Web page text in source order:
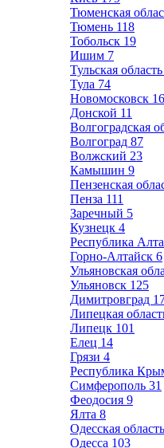
Тюменская
Тюмень 118
Тобольск 19
Ишим 7
Тульская область
Тула 74
Новомосковск 16
Донской 11
Волгоградская
Волгоград 87
Волжский 23
Камышин 9
Пензенская
Пенза 111
Заречный 5
Кузнецк 4
Республика
Горно-Алтайск 6
Ульяновская
Ульяновск 125
Димитровград
Липецкая
Липецк 101
Елец 14
Грязи 4
Республика
Симферополь 31
Феодосия 9
Ялта 8
Одесская область
Одесса 103